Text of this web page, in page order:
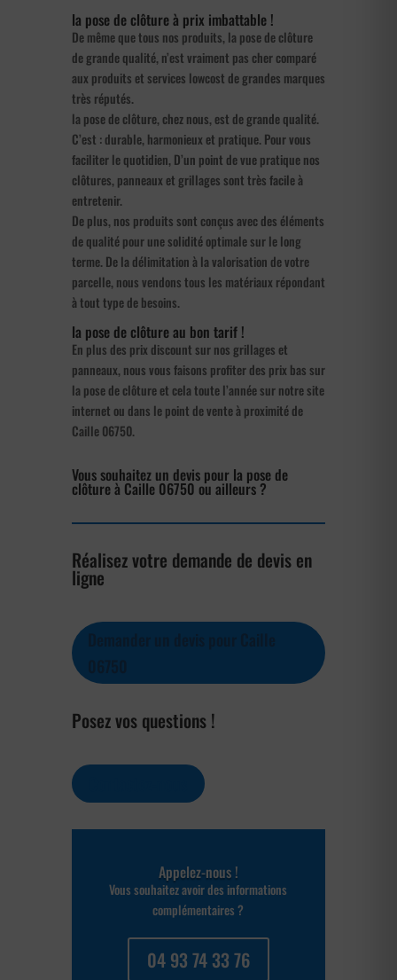
la pose de clôture à prix imbattable !
De même que tous nos produits, la pose de clôture
de grande qualité, n’est vraiment pas cher comparé
aux produits et services lowcost de grandes marques
très réputés.
la pose de clôture, chez nous, est de grande qualité.
C’est : durable, harmonieux et pratique. Pour vous
faciliter le quotidien, D’un point de vue pratique nos
clôtures, panneaux et grillages sont très facile à
entretenir.
De plus, nos produits sont conçus avec des éléments
de qualité pour une solidité optimale sur le long
terme. De la délimitation à la valorisation de votre
parcelle, nous vendons tous les matériaux répondant
à tout type de besoins.
la pose de clôture au bon tarif !
En plus des prix discount sur nos grillages et
panneaux, nous vous faisons profiter des prix bas sur
la pose de clôture et cela toute l’année sur notre site
internet ou dans le point de vente à proximité de
Caille 06750.
Vous souhaitez un devis pour la pose de
clôture à Caille 06750 ou ailleurs ?
Réalisez votre demande de devis en
ligne
Posez vos questions !
Appelez-nous !
Vous souhaitez avoir des informations
complémentaires ?
04 93 74 33 76